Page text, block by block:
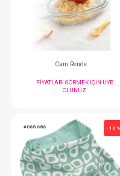
#068.496
Mama Kabı...Toz